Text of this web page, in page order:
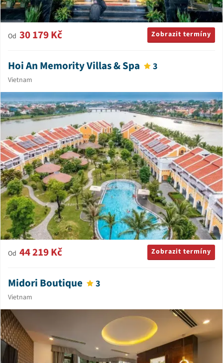
Od 30 179 Kč Zobrazit termíny
Hoi An Memority Villas & Spa 3
Vietnam
Od 44 219 Kč Zobrazit termíny
Midori Boutique 3
Vietnam